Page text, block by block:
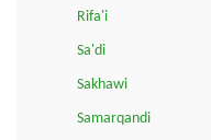
Rifa'i
Sa'di
Sakhawi
Samarqandi